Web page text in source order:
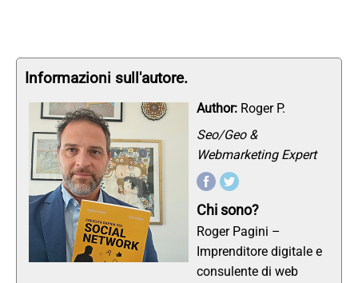
Informazioni sull'autore.
Author: Roger P.
Seo/Geo &
Webmarketing Expert
Chi sono?
Roger Pagini –
Imprenditore digitale e
consulente di web